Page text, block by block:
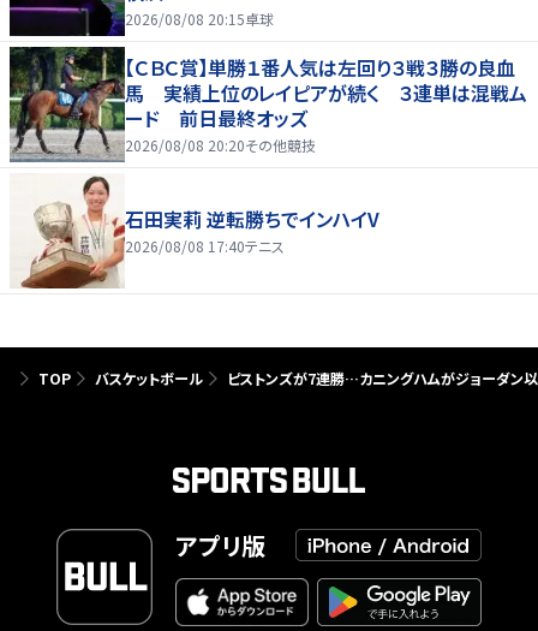
2026/08/08 20:15卓球
【ＣＢＣ賞】単勝１番人気は左回り３戦３勝の良血
馬 実績上位のレイピアが続く ３連単は混戦ム
ード 前日最終オッズ
2026/08/08 20:20その他競技
石田実莉 逆転勝ちでインハイV
2026/08/08 17:40テニス
TOP バスケットボール ピストンズが7連勝…カニングハムがジョーダン
アプリ版